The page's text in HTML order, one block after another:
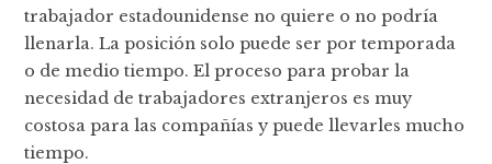
trabajador estadounidense no quiere o no podría
llenarla. La posición solo puede ser por temporada
o de medio tiempo. El proceso para probar la
necesidad de trabajadores extranjeros es muy
costosa para las compañías y puede llevarles mucho
tiempo.